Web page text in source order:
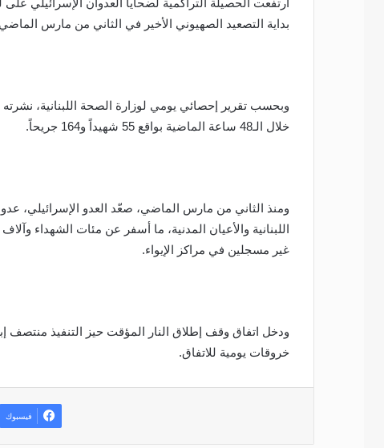
بداية التصعيد الصهيوني الأخير في الثاني من مارس
وبحسب تقرير إحصائي يومي لوزارة الصحة اللبنانية، نشرته
خلال الـ48 ساعة الماضية بواقع 55 شهيداً و164 جريحاً.
ومنذ الثاني من مارس الماضي، صعّد العدو الإسرائيلي،
اللبنانية والأعيان المدنية، ما أسفر عن مئات الشهداء
غير مسجلين في مراكز الإيواء.
ودخل اتفاق وقف إطلاق النار المؤقت حيز التنفيذ منتصف
خروقات يومية للاتفاق.
فيسبوك